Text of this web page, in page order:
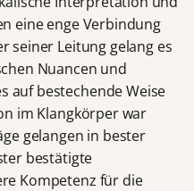
eine enge Verbindung
seiner Leitung gelang es
Nuancen und
auf bestechende Weise
im Klangkörper war
gelangen in bester
bestätigte
Kompetenz für die